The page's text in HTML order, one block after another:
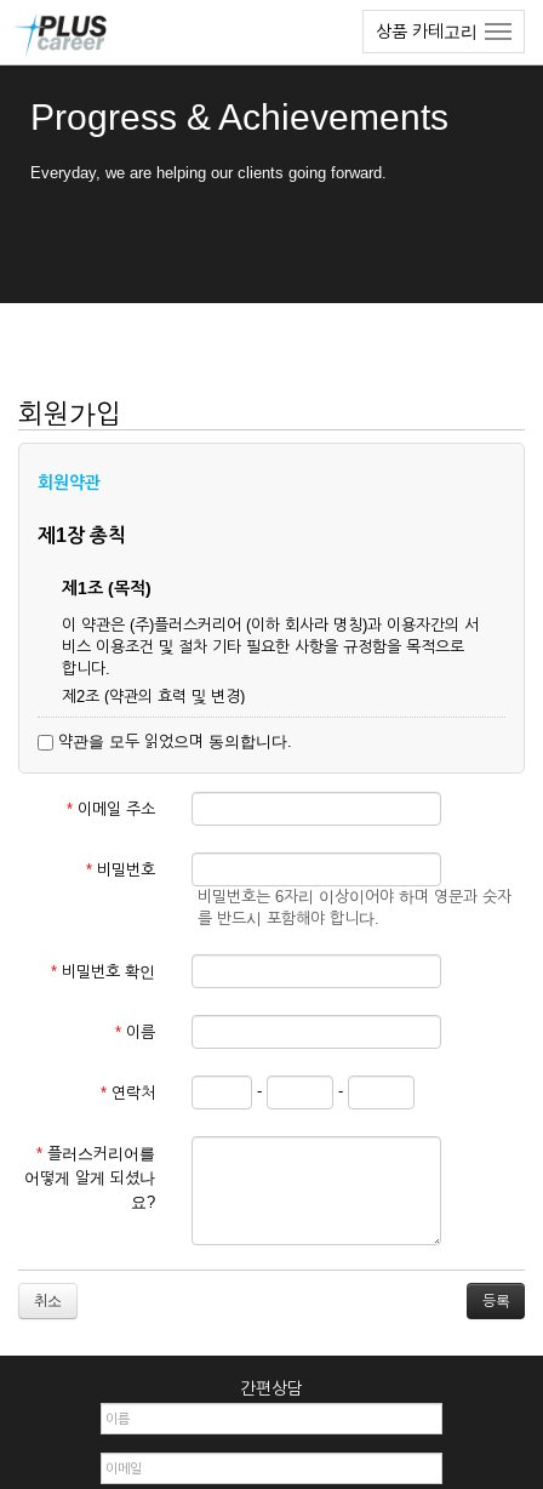
상품 카테고리
Progress & Achievements
Everyday, we are helping our clients going forward.
회원가입
회원약관
제1장 총칙
제1조 (목적)
이 약관은 (주)플러스커리어 (이하 회사라 명칭)과 이용자간의 서
비스 이용조건 및 절차 기타 필요한 사항을 규정함을 목적으로
합니다.
제2조 (약관의 효력 및 변경)
업상 중요 하거나 합리적인 사유가 발생할 경우 온라인 공사를
통하여 변경할 수 있습니다.
② 회원은 변경된 약관에 동의하지 않을 경우 서비스 이용을 중
단하고 이용계약을 해지할 수 있습니다. 약관의 효력 발생일 이
것으로 간주됩니다.
제3조 (약관의 외 준칙)
관계법령의 규정에 따릅니다.
① 서비스 이용계약은 서비스 이용 희망자가 본 약관에 동의한
를 심사, 승낙함으로써 성립하며, 회사는 신청자의 실명 확인 절
차를 밟을 수 있습니다.
② 회원가입시 입력한 ID는 변경할 수 없으며, 회원 1인당 한 개
의 ID가 발급됩니다. 부득이한 경우로 인해 변경하고자 하는 경
거절하거나 취소할 수 있으며, 실명으로 등록하지 않은 자의 일
2. 개인정보를 허위로 기재하여 신청할 경우
3. 경쟁 관게에 있는 이용자가 신청할 경우
4. 타인의 서비스 이용을 방해하거나, 정보를 도용한 경우
6. 이용자가 영업활동 또는 부정한 용도로 본 서비스를 이용할
약관을 모두 읽었으며 동의합니다.
* 이메일 주소
* 비밀번호
비밀번호는 6자리 이상이어야 하며 영문과 숫자
를 반드시 포함해야 합니다.
* 비밀번호 확인
* 이름
* 연락처 - -
* 플러스커리어를
어떻게 알게 되셨나
요?
취소
간편상담